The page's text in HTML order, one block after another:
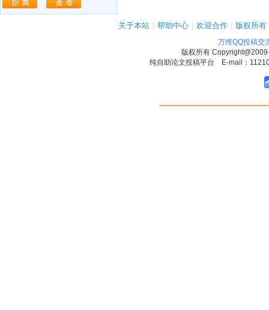
关于本站 | 帮助中心 | 欢迎合作 | 版权所有
万维QQ投稿交
版权所有
纯自助论文投稿平台 E-mail：